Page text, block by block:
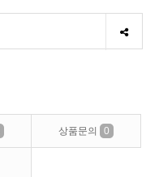
상품문의 0